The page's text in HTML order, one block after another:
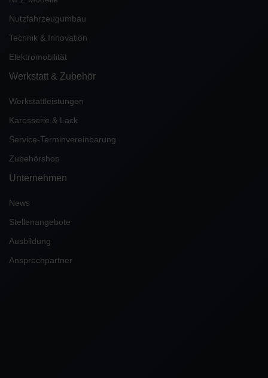
Nutzfahrzeugumbau
Technik & Innovation
Elektromobilität
Werkstatt & Zubehör
Werkstattleistungen
Karosserie & Lack
Service-Terminvereinbarung
Zubehörshop
Unternehmen
News
Stellenangebote
Ausbildung
Ansprechpartner